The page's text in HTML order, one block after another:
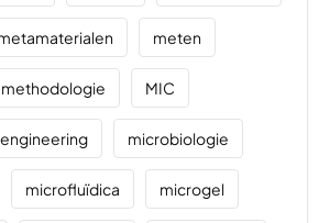
meten
methodologie MIC
microbiologie
microfluïdica microgel